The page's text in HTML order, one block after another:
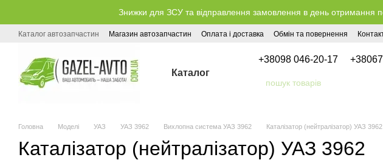
Перейти до основного контентуЗнижки для ЗСУ та відправлення замовлення в день отримання
Каталог автозапчастин Магазин автозапчастин Оплата і доставка Обмін та повернення
Каталог
+38098 046-20-17
Головна Моделі УАЗ УАЗ 3962 Вихлопна система УАЗ 3962 Каталізатор (нейтралізатор) УАЗ 3962
Каталізатор (нейтралізатор) УАЗ 3962